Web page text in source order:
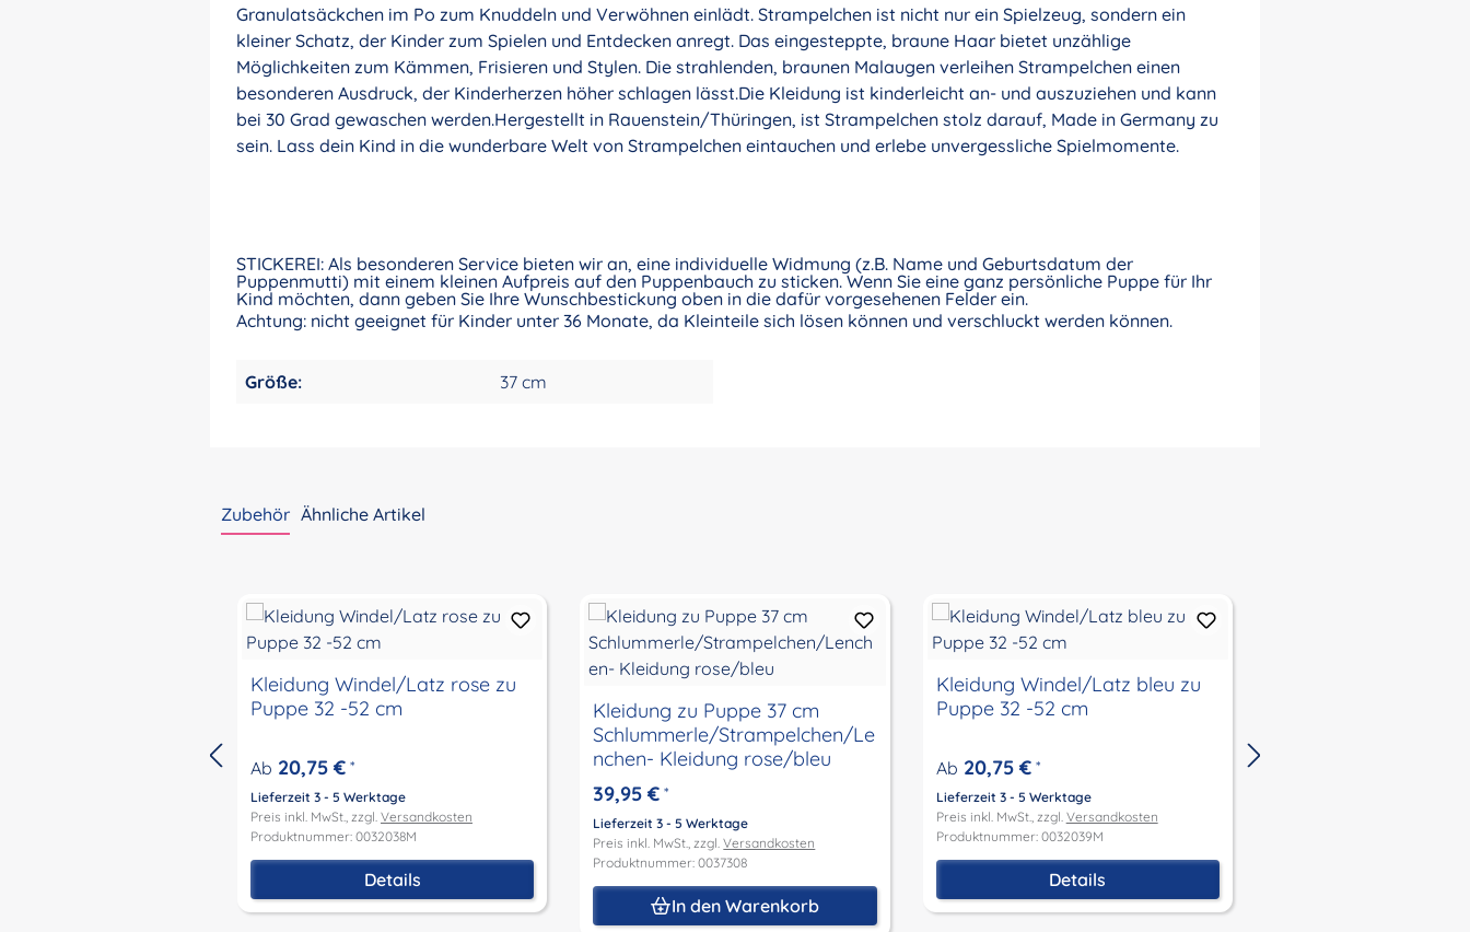
Granulatsäckchen im Po zum Knuddeln und Verwöhnen einlädt. Strampelchen ist nicht nur ein Spielzeug, sondern ein
kleiner Schatz, der Kinder zum Spielen und Entdecken anregt. Das eingesteppte, braune Haar bietet unzählige
Möglichkeiten zum Kämmen, Frisieren und Stylen. Die strahlenden, braunen Malaugen verleihen Strampelchen einen
besonderen Ausdruck, der Kinderherzen höher schlagen lässt.Die Kleidung ist kinderleicht an- und auszuziehen und kann
bei 30 Grad gewaschen werden.Hergestellt in Rauenstein/Thüringen, ist Strampelchen stolz darauf, Made in Germany zu
sein. Lass dein Kind in die wunderbare Welt von Strampelchen eintauchen und erlebe unvergessliche Spielmomente.
STICKEREI: Als besonderen Service bieten wir an, eine individuelle Widmung (z.B. Name und Geburtsdatum der
Puppenmutti) mit einem kleinen Aufpreis auf den Puppenbauch zu sticken. Wenn Sie eine ganz persönliche Puppe für Ihr
Kind möchten, dann geben Sie Ihre Wunschbestickung oben in die dafür vorgesehenen Felder ein.
Achtung: nicht geeignet für Kinder unter 36 Monate, da Kleinteile sich lösen können und verschluckt werden können.
Größe: 37 cm
Zubehör Ähnliche Artikel
Kleidung Windel/Latz rose zu
Puppe 32 -52 cm
Ab 20,75 € *
Lieferzeit 3 - 5 Werktage
Preis inkl. MwSt., zzgl. Versandkosten
Produktnummer: 0032038M
Details
Kleidung zu Puppe 37 cm
Schlummerle/Strampelchen/Le
nchen- Kleidung rose/bleu
39,95 € *
Lieferzeit 3 - 5 Werktage
Preis inkl. MwSt., zzgl.Versandkosten
Produktnummer: 0037308
In den Warenkorb
Kleidung Windel/Latz bleu zu
Puppe 32 -52 cm
Ab 20,75 €*
Lieferzeit 3 - 5 Werktage
Preis inkl. MwSt., zzgl. Versandkosten
Produktnummer: 0032039M
Details